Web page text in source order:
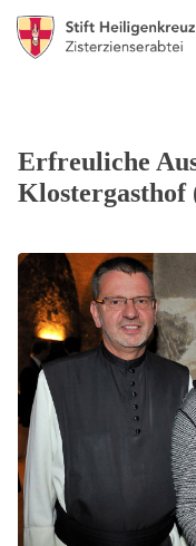
Erfreuliche
Klostergasthof